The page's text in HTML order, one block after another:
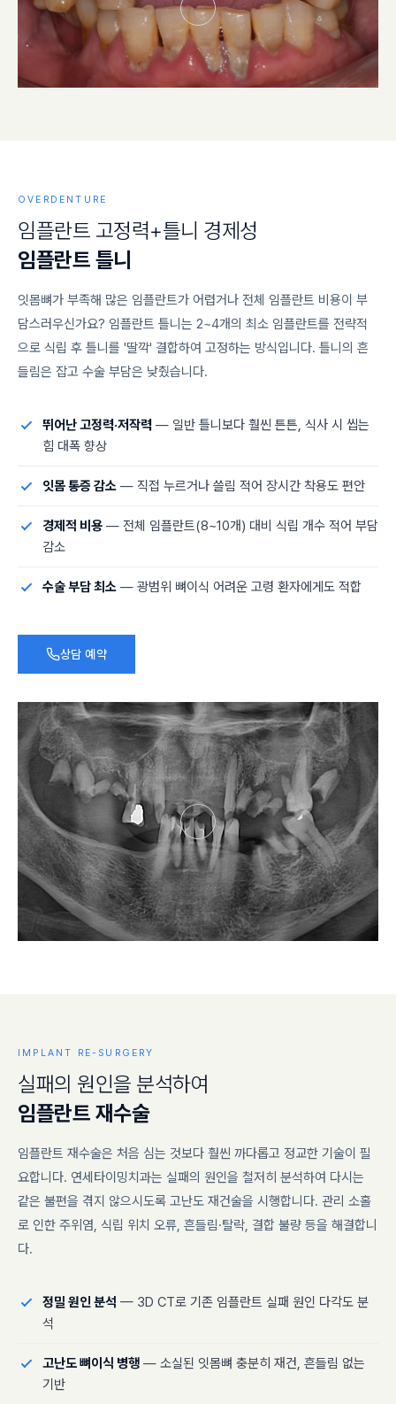
OVERDENTURE
임플란트 고정력+틀니 경제 성
임플란트 틀니
잇몸뼈가 부족해 많은 임플란트가 어렵거나 전체 임플란트 비용이 부
담스러우신가요? 임플란트 틀니는 2~4개의 최소 임플란트를 전략적
으로 식립 후 틀니를 '딸깍' 결합하여 고정하는 방식입니다. 틀니의 흔
들림은 잡고 수술 부담은 낮췄습니다.
뛰어난 고정력·저작력 — 일반 틀니보다 훨씬 튼튼, 식사 시 씹는
힘 대폭 향상
잇몸 통증 감소 — 직접 누르거나 쓸림 적어 장시간 착용도 편안
경제적 비용 — 전체 임플란트(8~10개) 대비 식립 개수 적어 부담
감소
수술 부담 최소 — 광범위 뼈이식 어려운 고령 환자에게도 적합
상담 예약
IMPLANT RE-SURGERY
실패의 원인을 분석하여
임플란트 재수술
임플란트 재수술은 처음 심는 것보다 훨씬 까다롭고 정교한 기술이 필
요합니다. 연세타이밍치과는 실패의 원인을 철저히 분석하여 다시는
같은 불편을 겪지 않으시도록 고난도 재건술을 시행합니다. 관리 소홀
로 인한 주위염, 식립 위치 오류, 흔들림·탈락, 결합 불량 등을 해결합니
다.
정밀 원인 분석 — 3D CT로 기존 임플란트 실패 원인 다각도 분
석
고난도 뼈이식 병행 — 소실된 잇몸뼈 충분히 재건, 흔들림 없는
기반